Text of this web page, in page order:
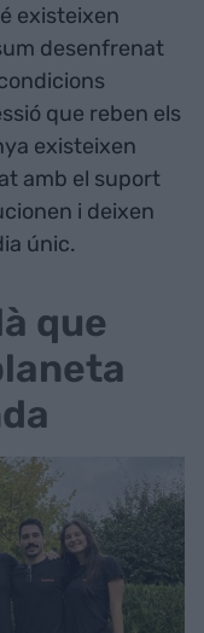
existeixen
desenfrenat
que reben els
existeixen
amb el suport
i deixen
únic.
que